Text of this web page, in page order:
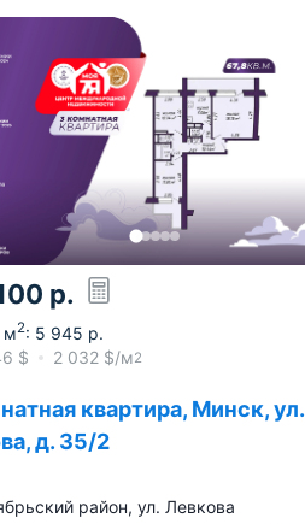
р.
м2: 5 945 р.
$ 2 032 $/м2
квартира, Минск, ул.
д. 35/2
район, ул. Левкова